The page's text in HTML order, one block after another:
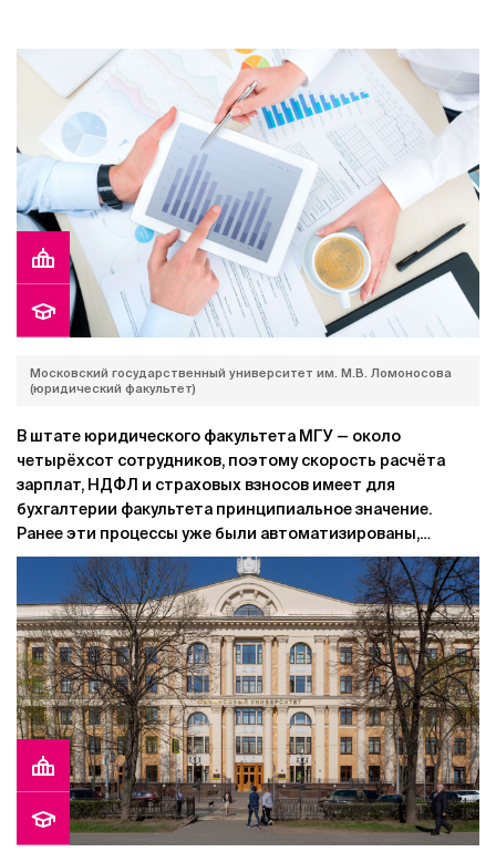
Московский государственный университет им. М.В. Ломоносова
(юридический факультет)
В штате юридического факультета МГУ — около
четырёхсот сотрудников, поэтому скорость расчёта
зарплат, НДФЛ и страховых взносов имеет для
бухгалтерии факультета принципиальное значение.
Ранее эти процессы уже были автоматизированы,
однако со временем возможностей установленного
программного обеспечения оказалось недостаточно.